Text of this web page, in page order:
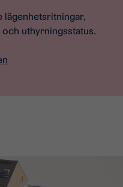
lägenhetsritningar,
uthyrningsstatus.